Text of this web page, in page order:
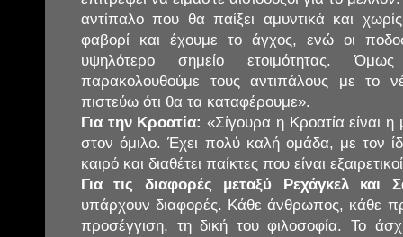
αντίπαλο που θα παίξει αμυντικά και
φαβορί και έχουμε το άγχος, ενώ οι
υψηλότερο σημείο ετοιμότητας.
παρακολουθούμε τους αντιπάλους με το
πιστεύω ότι θα τα καταφέρουμε».
Για την Κροατία:«Σίγουρα η Κροατία είναι
στον όμιλο. Έχει πολύ καλή ομάδα, με τον
καιρό και διαθέτει παίκτες που είναι
Για τις διαφορές μεταξύ Ρεχάγκελ και
υπάρχουν διαφορές. Κάθε άνθρωπος, κάθε
προσέγγιση, τη δική του φιλοσοφία. Το